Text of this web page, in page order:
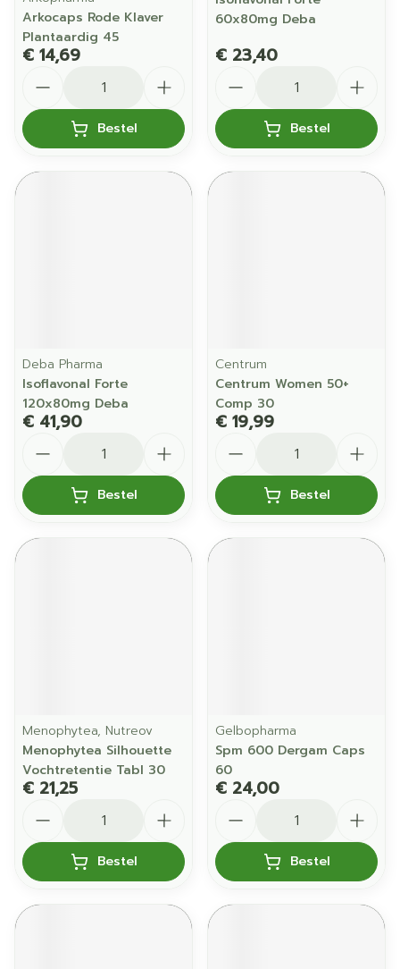
Arkocaps Rode Klaver
Plantaardig 45
€ 14,69
Bestel
60x80mg Deba
€ 23,40
Bestel
Deba Pharma
Isoflavonal Forte
120x80mg Deba
€ 41,90
Bestel
Centrum
Centrum Women 50+
Comp 30
€ 19,99
Bestel
Menophytea, Nutreov
Menophytea Silhouette
Vochtretentie Tabl 30
€ 21,25
Bestel
Gelbopharma
Spm 600 Dergam Caps
60
€ 24,00
Bestel